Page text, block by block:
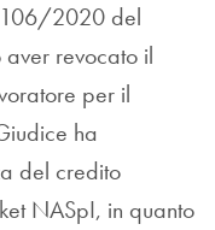
106/2020 del
revocato il
per il
ha
del credito
NASpI, in quanto